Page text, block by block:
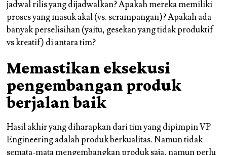
jadwal rilis yang dijadwalkan? Apakah mereka memiliki
proses yang masuk akal (vs. serampangan)? Apakah ada
banyak perselisihan (yaitu, gesekan yang tidak produktif
vs kreatif) di antara tim?
Memastikan eksekusi
pengembangan produk
berjalan baik
Hasil akhir yang diharapkan dari tim yang dipimpin VP
Engineering adalah produk berkualitas. Namun tidak
semata-mata mengembangkan produk saja, namun perlu